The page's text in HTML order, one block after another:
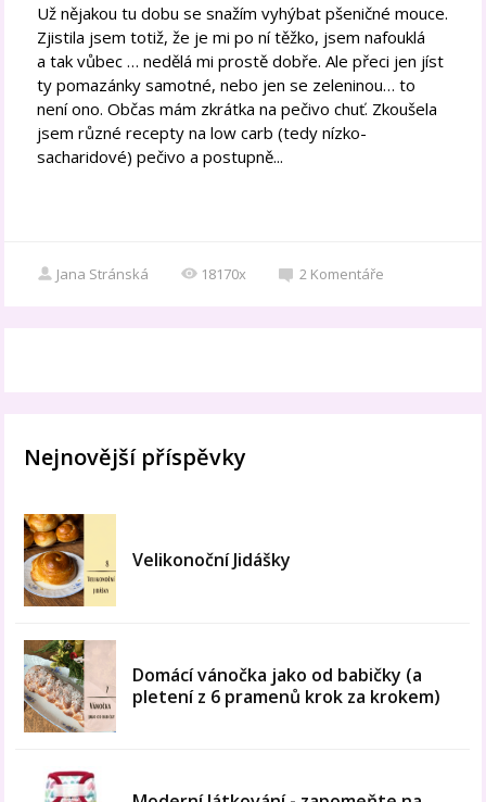
Už nějakou tu dobu se snažím vyhýbat pšeničné mouce.
Zjistila jsem totiž, že je mi po ní těžko, jsem nafouklá
a tak vůbec … nedělá mi prostě dobře. Ale přeci jen jíst
ty pomazánky samotné, nebo jen se zeleninou… to
není ono. Občas mám zkrátka na pečivo chuť. Zkoušela
jsem různé recepty na low carb (tedy nízko-
sacharidové) pečivo a postupně...
Jana Stránská 18170x 2 Komentáře
Nejnovější příspěvky
Velikonoční Jidášky
Domácí vánočka jako od babičky (a
pletení z 6 pramenů krok za krokem)